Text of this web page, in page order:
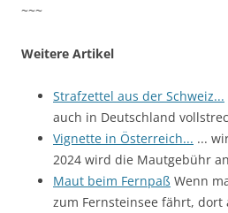
~~~
Weitere Artikel
Strafzettel aus der Schweiz...
auch in Deutschland
Vignette in Österreich... ...
2024 wird die Mautgebühr
Maut beim Fernpaß Wenn
zum Fernsteinsee fährt, dort